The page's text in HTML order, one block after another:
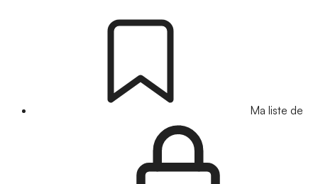
Ma liste de